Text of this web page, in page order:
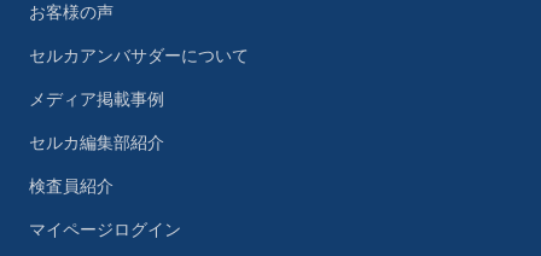
お客様の声
セルカアンバサダーについて
メディア掲載事例
セルカ編集部紹介
検査員紹介
マイページログイン